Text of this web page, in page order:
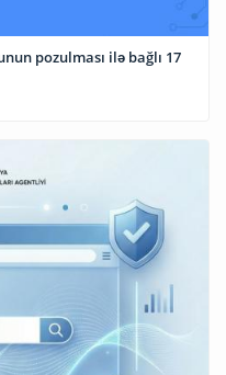
pozulması ilə bağlı 17